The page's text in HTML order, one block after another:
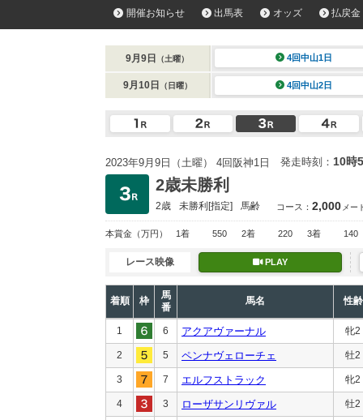
開催お知らせ 出馬表 オッズ 払戻金
9月9日 （土曜） 4回中山1日
9月10日 （日曜） 4回中山2日
2023年9月9日（土曜） 4回阪神1日 発走時刻： 10時
2歳未勝利
2歳 未勝利[指定] 馬齢 コース： 2,000 メー
本賞金 （万円） 1着 550 2着 220 3着 140
レース映像 PLAY
着順 枠
馬
番
馬名 性齢
1 6 アクアヴァーナル 牝2
2 5 ペンナヴェローチェ 牡2
3 7 エルフストラック 牝2
4 3 ローザサンリヴァル 牡2